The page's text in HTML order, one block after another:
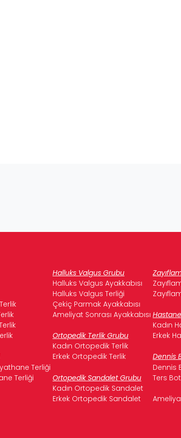
Halluks Valgus Grubu
Halluks Valgus Ayakkabısı
Halluks Valgus Terliği
Çekiç Parmak Ayakkabısı
Ameliyat Sonrası Ayakkabısı Hastane
Kadın
Ortopedik Terlik Grubu Erkek
Kadın Ortopedik Terlik
Erkek Ortopedik Terlik Dennis
Terliği Dennis
Terliği Ortopedik Sandalet Grubu Ters
Kadın Ortopedik Sandalet
Erkek Ortopedik Sandalet